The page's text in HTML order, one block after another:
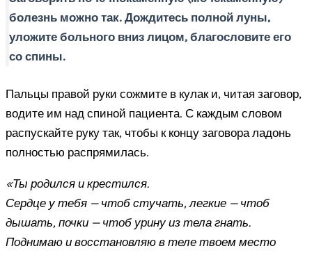
болезнь можно так. Дождитесь полной луны,
уложите больного вниз лицом, благословите его
со спины.
Пальцы правой руки сожмите в кулак и, читая заговор,
водите им над спиной пациента. С каждым словом
распускайте руку так, чтобы к концу заговора ладонь
полностью распрямилась.
«Ты родился и крестился.
Сердце у тебя — чтоб стучать, легкие — чтоб
дышать, почки — чтоб урину из тела гнать.
Поднимаю и восстановляю в теле твоем место